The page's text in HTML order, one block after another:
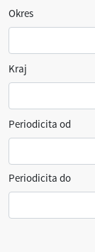
Okres
Kraj
Periodicita od
Periodicita do